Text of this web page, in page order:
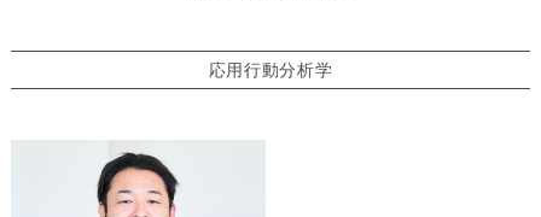
応用行動分析学